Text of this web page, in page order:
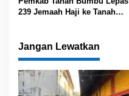
239 Jemaah Haji ke Tanah
Jangan Lewatkan